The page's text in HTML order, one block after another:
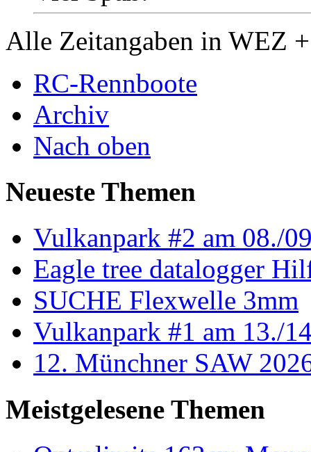
Alle Zeitangaben in WEZ
RC-Rennboote
Archiv
Nach oben
Neueste Themen
Vulkanpark #2 am 08./
Eagle tree datalogger
SUCHE Flexwelle 3mm
Vulkanpark #1 am 13./
12. Münchner SAW
Meistgelesene Themen